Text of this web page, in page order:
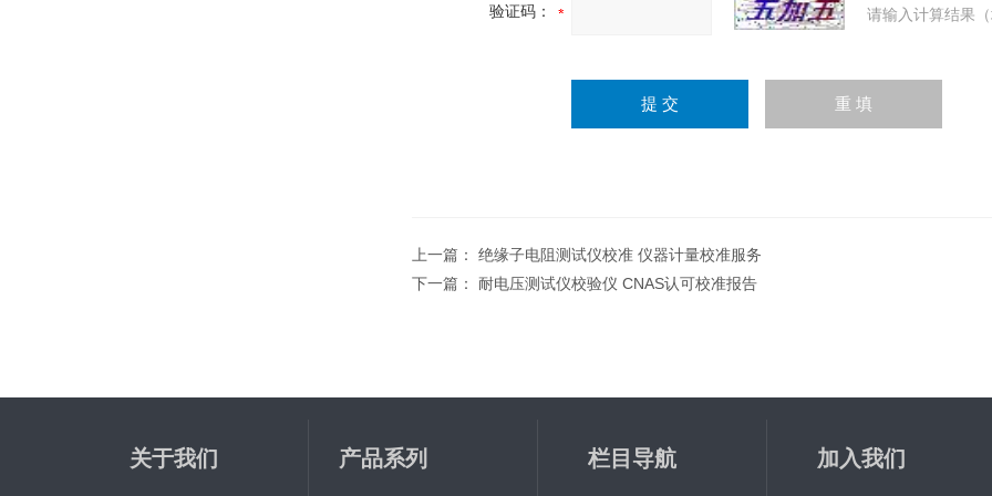
验证码： 请输入计算结果
上一篇： 绝缘子电阻测试仪校准 仪器计量校准服务
下一篇： 耐电压测试仪校验仪 CNAS认可校准报告
关于我们 产品系列 栏目导航 加入我们